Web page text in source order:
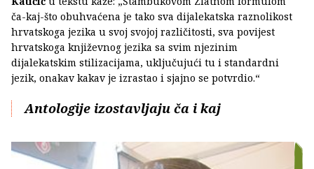
ča-kaj-što obuhvaćena je tako sva dijalekatska raznolikost
hrvatskoga jezika u svoj svojoj različitosti, sva povijest
hrvatskoga književnog jezika sa svim njezinim
dijalekatskim stilizacijama, uključujući tu i standardni
jezik, onakav kakav je izrastao i sjajno se potvrdio.“
Antologije izostavljaju ča i kaj